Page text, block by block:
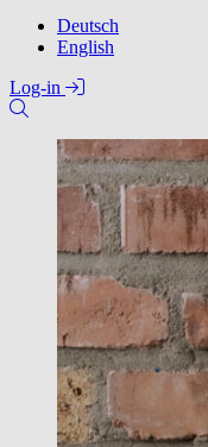
Deutsch
English
Log-in